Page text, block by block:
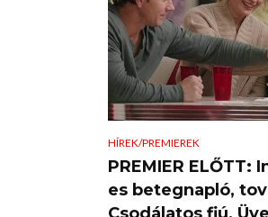
HÍREK/PREMIEREK
PREMIER ELŐTT:
es betegnapló,